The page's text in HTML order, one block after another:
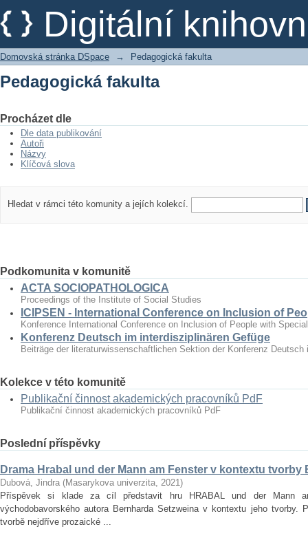
Digitální
Pedagogická fakulta
Domovská stránka DSpace → Pedagogická fakulta
Pedagogická fakulta
Procházet dle
Dle data publikování
Autoři
Názvy
Klíčová slova
Hledat v rámci této komunity a jejích kolekcí.
Podkomunita v komunitě
ACTA SOCIOPATHOLOGICA
Proceedings of the Institute of Social Studies
ICIPSEN - International Conference on Inclusion of
Konference International Conference on Inclusion of People with
Konferenz Deutsch im interdisziplinären Gefüge
Beiträge der literaturwissenschaftlichen Sektion der Konferenz
Kolekce v této komunitě
Publikační činnost akademických pracovníků PdF
Publikační činnost akademických pracovníků PdF
Poslední příspěvky
Drama Hrabal und der Mann am Fenster v kontextu tvorby
Dubová, Jindra (Masarykova univerzita, 2021)
Příspěvek si klade za cíl představit hru HRABAL und der Mann
východobavorského autora Bernharda Setzweina v kontextu jeho tvorby.
tvorbě nejdříve prozaické ...